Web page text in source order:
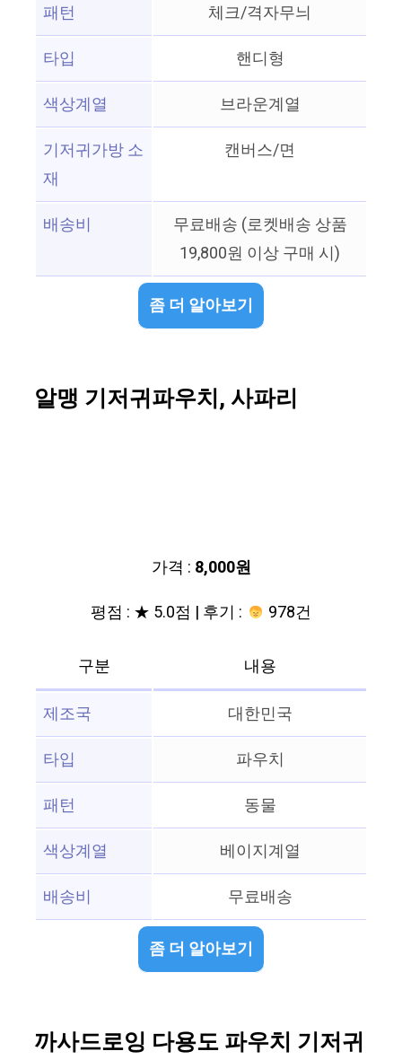
패턴
체크/격자무늬
타입
핸디형
색상계열
브라운계열
기저귀가방 소
재
캔버스/면
배송비
무료배송 (로켓배송 상품
19,800원 이상 구매 시)
좀 더 알아보기
알맹 기저귀파우치, 사파리
가격 : 8,000원
평점 : ★ 5.0점 | 후기 :
978건
구분
내용
제조국
대한민국
타입
파우치
패턴
동물
색상계열
베이지계열
배송비
무료배송
좀 더 알아보기
까사드로잉 다용도 파우치 기저귀